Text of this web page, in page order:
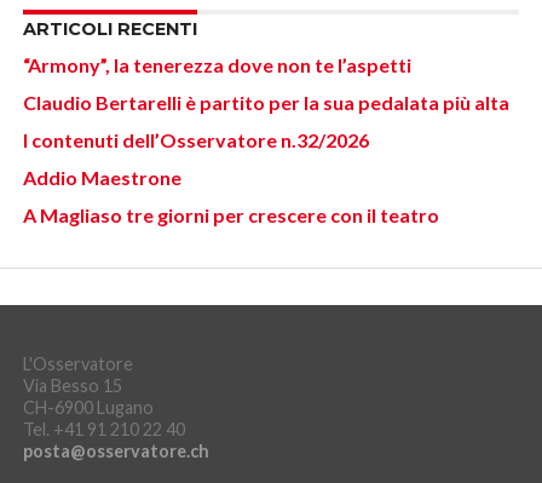
ARTICOLI RECENTI
“Armony”, la tenerezza dove non te l’aspetti
Claudio Bertarelli è partito per la sua pedalata più alta
I contenuti dell’Osservatore n.32/2026
Addio Maestrone
A Magliaso tre giorni per crescere con il teatro
L'Osservatore
Via Besso 15
CH-6900 Lugano
Tel. +41 91 210 22 40
posta@osservatore.ch